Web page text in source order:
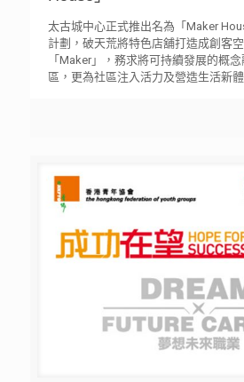
太古城中心正式推出名為「Maker
計劃，破天荒將特色店舖打造成創客
「Maker」，務求將可持續發展的概
區，更為社區注入活力及營造生活新體